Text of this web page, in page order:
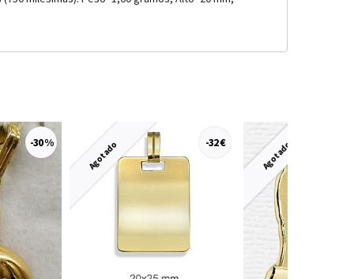
-30 % Agotado -32 € Agotado